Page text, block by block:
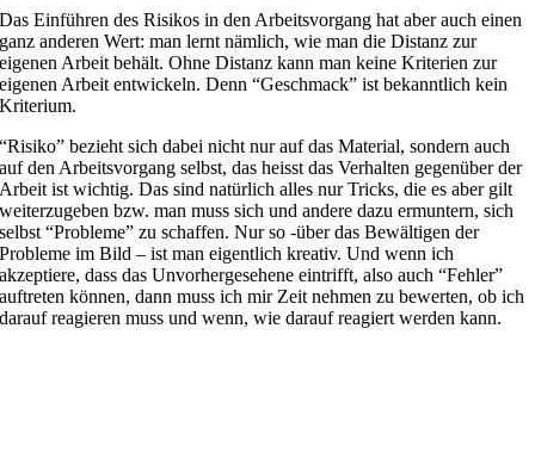
Das Einführen des Risikos in den Arbeitsvorgang hat aber auch einen
ganz anderen Wert: man lernt nämlich, wie man die Distanz zur
eigenen Arbeit behält. Ohne Distanz kann man keine Kriterien zur
eigenen Arbeit entwickeln. Denn “Geschmack” ist bekanntlich kein
Kriterium.
“Risiko” bezieht sich dabei nicht nur auf das Material, sondern auch
auf den Arbeitsvorgang selbst, das heisst das Verhalten gegenüber der
Arbeit ist wichtig. Das sind natürlich alles nur Tricks, die es aber gilt
weiterzugeben bzw. man muss sich und andere dazu ermuntern, sich
selbst “Probleme” zu schaffen. Nur so -über das Bewältigen der
Probleme im Bild – ist man eigentlich kreativ. Und wenn ich
akzeptiere, dass das Unvorhergesehene eintrifft, also auch “Fehler”
auftreten können, dann muss ich mir Zeit nehmen zu bewerten, ob ich
darauf reagieren muss und wenn, wie darauf reagiert werden kann.